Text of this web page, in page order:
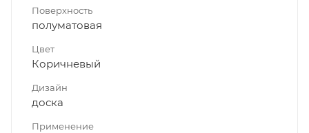
Поверхность
полуматовая
Цвет
Коричневый
Дизайн
доска
Применение